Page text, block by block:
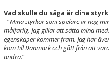
Vad skulle du säga är dina
- ”Mina styrkor som spelareär nog
målfarlig. Jag gillar att sätta mina
egenskaper kommer fram. Jag harä
kom till Danmark och gått från att
andra.”